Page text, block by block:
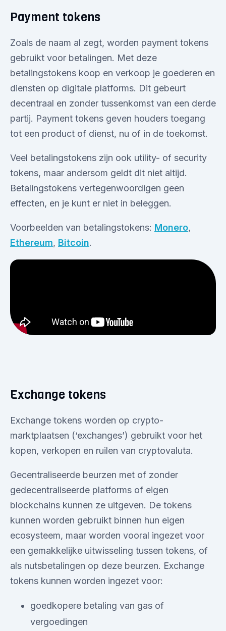
Payment tokens
Zoals de naam al zegt, worden payment tokens
gebruikt voor betalingen. Met deze
betalingstokens koop en verkoop je goederen en
diensten op digitale platforms. Dit gebeurt
decentraal en zonder tussenkomst van een derde
partij. Payment tokens geven houders toegang
tot een product of dienst, nu of in de toekomst.
Veel betalingstokens zijn ook utility- of security
tokens, maar andersom geldt dit niet altijd.
Betalingstokens vertegenwoordigen geen
effecten, en je kunt er niet in beleggen.
Voorbeelden van betalingstokens: Monero,
Ethereum, Bitcoin.
Exchange tokens
Exchange tokens worden op crypto-
marktplaatsen (‘exchanges’) gebruikt voor het
kopen, verkopen en ruilen van cryptovaluta.
Gecentraliseerde beurzen met of zonder
gedecentraliseerde platforms of eigen
blockchains kunnen ze uitgeven. De tokens
kunnen worden gebruikt binnen hun eigen
ecosysteem, maar worden vooral ingezet voor
een gemakkelijke uitwisseling tussen tokens, of
als nutsbetalingen op deze beurzen. Exchange
tokens kunnen worden ingezet voor:
goedkopere betaling van gas of
vergoedingen